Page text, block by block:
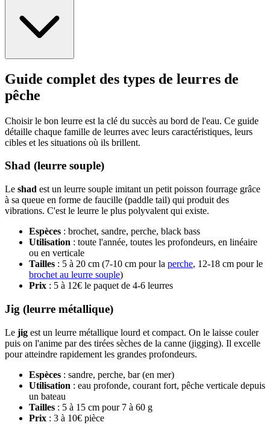
Guide complet des types de leurres de
pêche
Choisir le bon leurre est la clé du succès au bord de l'eau. Ce guide
détaille chaque famille de leurres avec leurs caractéristiques, leurs
cibles et les situations où ils brillent.
Shad (leurre souple)
Le shad est un leurre souple imitant un petit poisson fourrage grâce
à sa queue en forme de faucille (paddle tail) qui produit des
vibrations. C'est le leurre le plus polyvalent qui existe.
Espèces : brochet, sandre, perche, black bass
Utilisation : toute l'année, toutes les profondeurs, en linéaire
ou en verticale
Tailles : 5 à 20 cm (7-10 cm pour la perche, 12-18 cm pour le
brochet au leurre souple)
Prix : 5 à 12€ le paquet de 4-6 leurres
Jig (leurre métallique)
Le jig est un leurre métallique lourd et compact. On le laisse couler
puis on l'anime par des tirées sèches de la canne (jigging). Il excelle
pour atteindre rapidement les grandes profondeurs.
Espèces : sandre, perche, bar (en mer)
Utilisation : eau profonde, courant fort, pêche verticale depuis
un bateau
Tailles : 5 à 15 cm pour 7 à 60 g
Prix : 3 à 10€ pièce